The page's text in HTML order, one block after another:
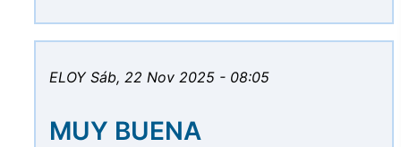
ELOY Sáb, 22 Nov 2025 - 08:05
MUY BUENA